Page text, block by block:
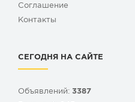
Cоглашение
Контакты
СЕГОДНЯ НА САЙТЕ
Объявлений: 3387